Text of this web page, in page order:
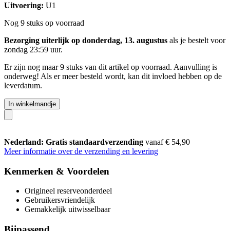
Uitvoering: U1
Nog 9 stuks op voorraad
Bezorging uiterlijk op donderdag, 13. augustus als je bestelt voor
zondag 23:59 uur.
Er zijn nog maar 9 stuks van dit artikel op voorraad. Aanvulling is
onderweg! Als er meer besteld wordt, kan dit invloed hebben op de
leverdatum.
In winkelmandje
Nederland: Gratis standaardverzending vanaf € 54,90
Meer informatie over de verzending en levering
Kenmerken & Voordelen
Origineel reserveonderdeel
Gebruikersvriendelijk
Gemakkelijk uitwisselbaar